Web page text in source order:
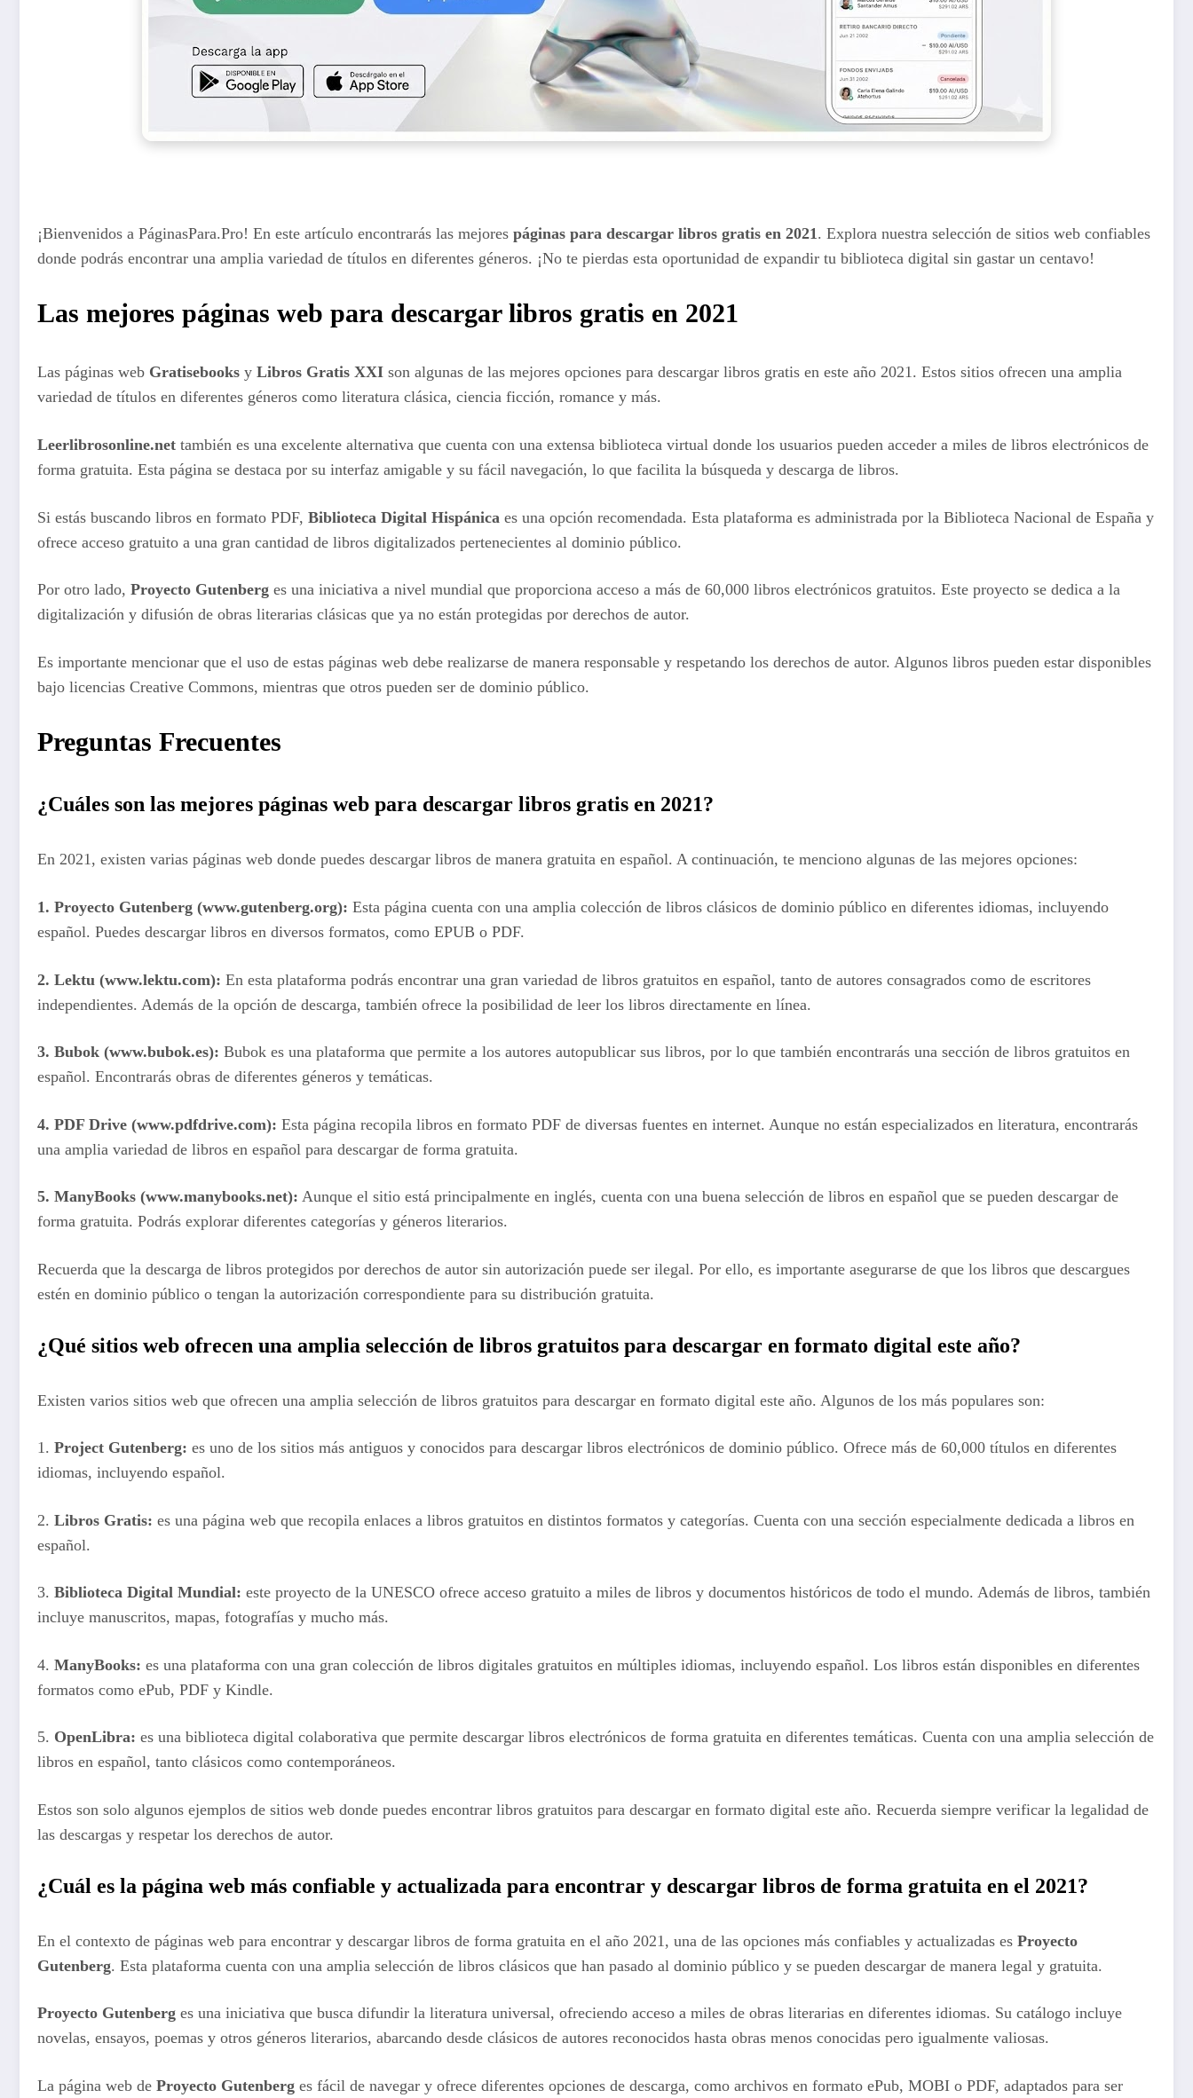
¡Bienvenidos a PáginasPara.Pro! En este artículo encontrarás las mejores páginas para descargar libros gratis en 2021 . Explora nuestra selección de sitios web confiables
donde podrás encontrar una amplia variedad de títulos en diferentes géneros. ¡No te pierdas esta oportunidad de expandir tu biblioteca digital sin gastar un centavo!
Las mejores páginas web para descargar libros gratis en 2021
Las páginas web Gratisebooks y Libros Gratis XXI son algunas de las mejores opciones para descargar libros gratis en este año 2021. Estos sitios ofrecen una amplia
variedad de títulos en diferentes géneros como literatura clásica, ciencia ficción, romance y más.
Leerlibrosonline.net también es una excelente alternativa que cuenta con una extensa biblioteca virtual donde los usuarios pueden acceder a miles de libros electrónicos de
forma gratuita. Esta página se destaca por su interfaz amigable y su fácil navegación, lo que facilita la búsqueda y descarga de libros.
Si estás buscando libros en formato PDF, Biblioteca Digital Hispánica es una opción recomendada. Esta plataforma es administrada por la Biblioteca Nacional de España y
ofrece acceso gratuito a una gran cantidad de libros digitalizados pertenecientes al dominio público.
Por otro lado, Proyecto Gutenberg es una iniciativa a nivel mundial que proporciona acceso a más de 60,000 libros electrónicos gratuitos. Este proyecto se dedica a la
digitalización y difusión de obras literarias clásicas que ya no están protegidas por derechos de autor.
Es importante mencionar que el uso de estas páginas web debe realizarse de manera responsable y respetando los derechos de autor. Algunos libros pueden estar disponibles
bajo licencias Creative Commons, mientras que otros pueden ser de dominio público.
Preguntas Frecuentes
¿Cuáles son las mejores páginas web para descargar libros gratis en 2021?
En 2021, existen varias páginas web donde puedes descargar libros de manera gratuita en español. A continuación, te menciono algunas de las mejores opciones:
1. Proyecto Gutenberg (www.gutenberg.org): Esta página cuenta con una amplia colección de libros clásicos de dominio público en diferentes idiomas, incluyendo
español. Puedes descargar libros en diversos formatos, como EPUB o PDF.
2. Lektu (www.lektu.com): En esta plataforma podrás encontrar una gran variedad de libros gratuitos en español, tanto de autores consagrados como de escritores
independientes. Además de la opción de descarga, también ofrece la posibilidad de leer los libros directamente en línea.
3. Bubok (www.bubok.es): Bubok es una plataforma que permite a los autores autopublicar sus libros, por lo que también encontrarás una sección de libros gratuitos en
español. Encontrarás obras de diferentes géneros y temáticas.
4. PDF Drive (www.pdfdrive.com): Esta página recopila libros en formato PDF de diversas fuentes en internet. Aunque no están especializados en literatura, encontrarás
una amplia variedad de libros en español para descargar de forma gratuita.
5. ManyBooks (www.manybooks.net): Aunque el sitio está principalmente en inglés, cuenta con una buena selección de libros en español que se pueden descargar de
forma gratuita. Podrás explorar diferentes categorías y géneros literarios.
Recuerda que la descarga de libros protegidos por derechos de autor sin autorización puede ser ilegal. Por ello, es importante asegurarse de que los libros que descargues
estén en dominio público o tengan la autorización correspondiente para su distribución gratuita.
¿Qué sitios web ofrecen una amplia selección de libros gratuitos para descargar en formato digital este año?
Existen varios sitios web que ofrecen una amplia selección de libros gratuitos para descargar en formato digital este año. Algunos de los más populares son:
1. Project Gutenberg: es uno de los sitios más antiguos y conocidos para descargar libros electrónicos de dominio público. Ofrece más de 60,000 títulos en diferentes
idiomas, incluyendo español.
2. Libros Gratis: es una página web que recopila enlaces a libros gratuitos en distintos formatos y categorías. Cuenta con una sección especialmente dedicada a libros en
español.
3. Biblioteca Digital Mundial: este proyecto de la UNESCO ofrece acceso gratuito a miles de libros y documentos históricos de todo el mundo. Además de libros, también
incluye manuscritos, mapas, fotografías y mucho más.
4. ManyBooks: es una plataforma con una gran colección de libros digitales gratuitos en múltiples idiomas, incluyendo español. Los libros están disponibles en diferentes
formatos como ePub, PDF y Kindle.
5. OpenLibra: es una biblioteca digital colaborativa que permite descargar libros electrónicos de forma gratuita en diferentes temáticas. Cuenta con una amplia selección de
libros en español, tanto clásicos como contemporáneos.
Estos son solo algunos ejemplos de sitios web donde puedes encontrar libros gratuitos para descargar en formato digital este año. Recuerda siempre verificar la legalidad de
las descargas y respetar los derechos de autor.
¿Cuál es la página web más confiable y actualizada para encontrar y descargar libros de forma gratuita en el 2021?
En el contexto de páginas web para encontrar y descargar libros de forma gratuita en el año 2021, una de las opciones más confiables y actualizadas es Proyecto
Gutenberg. Esta plataforma cuenta con una amplia selección de libros clásicos que han pasado al dominio público y se pueden descargar de manera legal y gratuita.
Proyecto Gutenberg es una iniciativa que busca difundir la literatura universal, ofreciendo acceso a miles de obras literarias en diferentes idiomas. Su catálogo incluye
novelas, ensayos, poemas y otros géneros literarios, abarcando desde clásicos de autores reconocidos hasta obras menos conocidas pero igualmente valiosas.
La página web de Proyecto Gutenberg es fácil de navegar y ofrece diferentes opciones de descarga, como archivos en formato ePub, MOBI o PDF, adaptados para ser